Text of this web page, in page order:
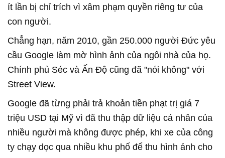
ít lần bị chỉ trích vì xâm phạm quyền riêng tư của
con người.
Chẳng hạn, năm 2010, gần 250.000 người Đức yêu
cầu Google làm mờ hình ảnh của ngôi nhà của họ.
Chính phủ Séc và Ấn Độ cũng đã "nói không" với
Street View.
Google đã từng phải trả khoản tiền phạt trị giá 7
triệu USD tại Mỹ vì đã thu thập dữ liệu cá nhân của
nhiều người mà không được phép, khi xe của công
ty chạy dọc qua nhiều khu phố để thu hình ảnh cho